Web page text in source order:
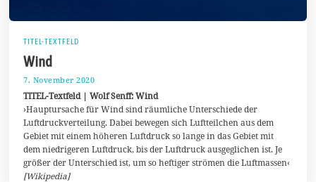
TITEL-TEXTFELD
Wind
7. November 2020
1
.
N
o
v
m
b
TITEL-Textfeld | Wolf Senff: Wind
›Hauptursache für Wind sind räumliche Unterschiede der
Luftdruckverteilung. Dabei bewegen sich Luftteilchen aus dem
Gebiet mit einem höheren Luftdruck so lange in das Gebiet mit
dem niedrigeren Luftdruck, bis der Luftdruck ausgeglichen ist. Je
größer der Unterschied ist, um so heftiger strömen die Luftmassen‹
[Wikipedia]